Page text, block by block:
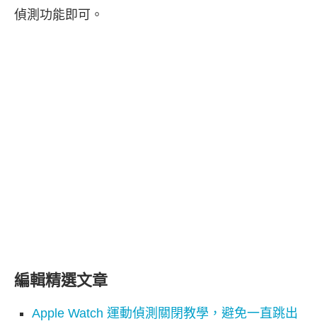
偵測功能即可。
編輯精選文章
Apple Watch 運動偵測關閉教學，避免一直跳出